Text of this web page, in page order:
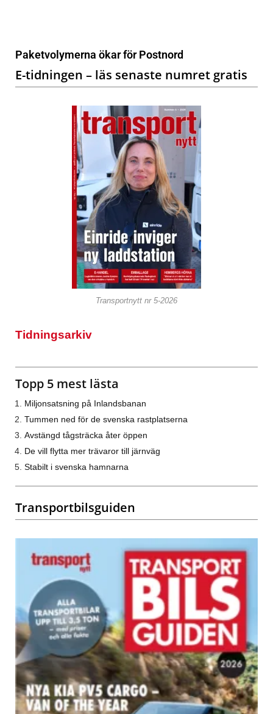
Paketvolymerna ökar för Postnord
E-tidningen – läs senaste numret gratis
Transportnytt nr 5-2026
Tidningsarkiv
Topp 5 mest lästa
Miljonsatsning på Inlandsbanan
Tummen ned för de svenska rastplatserna
Avstängd tågsträcka åter öppen
De vill flytta mer trävaror till järnväg
Stabilt i svenska hamnarna
Transportbilsguiden